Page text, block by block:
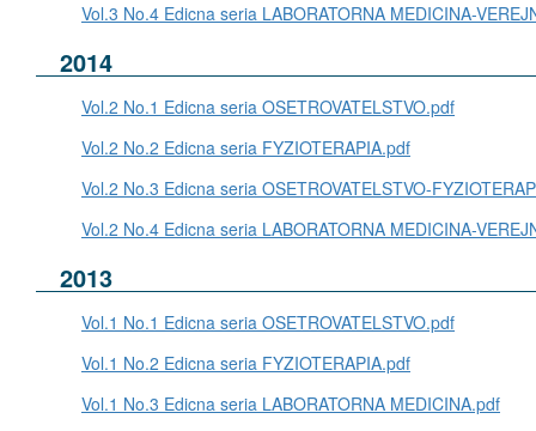
Vol.3 No.4 Edicna seria LABORATORNA MEDICINA-
2014
Vol.2 No.1 Edicna seria OSETROVATELSTVO.pdf
Vol.2 No.2 Edicna seria FYZIOTERAPIA.pdf
Vol.2 No.3 Edicna seria OSETROVATELSTVO-
Vol.2 No.4 Edicna seria LABORATORNA MEDICINA-
2013
Vol.1 No.1 Edicna seria OSETROVATELSTVO.pdf
Vol.1 No.2 Edicna seria FYZIOTERAPIA.pdf
Vol.1 No.3 Edicna seria LABORATORNA MEDICINA.pdf